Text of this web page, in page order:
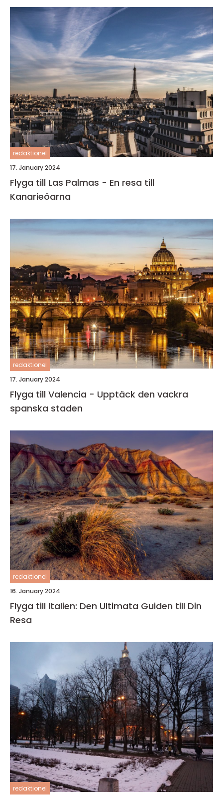
redaktionel
17. January 2024
Flyga till Las Palmas - En resa till
Kanarieöarna
redaktionel
17. January 2024
Flyga till Valencia - Upptäck den vackra
spanska staden
redaktionel
16. January 2024
Flyga till Italien: Den Ultimata Guiden till Din
Resa
redaktionel